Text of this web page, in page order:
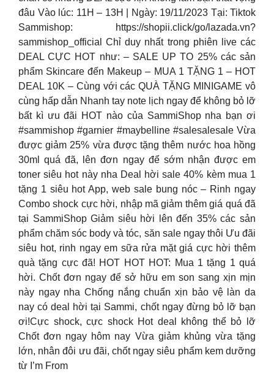
đâu Vào lúc: 11H – 13H | Ngày: 19/11/2023 Tại: Tiktok
Sammishop: https://shopii.click/go/lazada.vn?
sammishop_official Chỉ duy nhất trong phiên live các
DEAL CỰC HOT như: – SALE UP TO 25% các sản
phẩm Skincare đến Makeup – MUA 1 TẶNG 1 – HOT
DEAL 10K – Cùng với các QUÀ TẶNG MINIGAME vô
cùng hấp dẫn Nhanh tay note lịch ngay để không bỏ lỡ
bất kì ưu đãi HOT nào của SammiShop nha bạn ơi
#sammishop #garnier #maybelline #salesalesale Vừa
được giảm 25% vừa được tặng thêm nước hoa hồng
30ml quá đã, lên đơn ngay để sớm nhận được em
toner siêu hot này nha Deal hời sale 40% kèm mua 1
tặng 1 siêu hot App, web sale bung nóc – Rinh ngay
Combo shock cực hời, nhập mã giảm thêm giá quá đã
tại SammiShop Giảm siêu hời lên đến 35% các sản
phẩm chăm sóc body và tóc, săn sale ngay thôi Ưu đãi
siêu hot, rinh ngay em sữa rửa mặt giá cực hời thêm
quà tặng cực đã! HOT HOT HOT: Mua 1 tặng 1 quá
hời. Chốt đơn ngay để sở hữu em son sang xịn mịn
này ngay nha Chống nắng chuẩn xịn bảo vệ làn da
nay có deal hời tại Sammi, chốt ngay đừng bỏ lỡ bạn
ơi!Cực shock, cực shock Hot deal không thể bỏ lỡ
Chốt đơn ngay hôm nay Vừa giảm khủng vừa tặng
lớn, nhân đôi ưu đãi, chốt ngay siêu phẩm kem dưỡng
từ I’m From